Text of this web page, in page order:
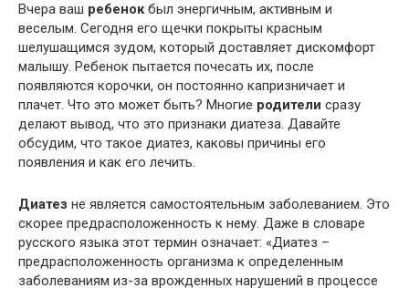
Вчера ваш ребенокбыл энергичным, активным и
веселым. Сегодня его щечки покрыты красным
шелушащимся зудом, который доставляет дискомфорт
малышу. Ребенок пытается почесать их, после
появляются корочки, он постоянно капризничает и
плачет. Что это может быть? Многие родители сразу
делают вывод, что это признаки диатеза. Давайте
обсудим, что такое диатез, каковы причины его
появления и как его лечить.
Диатез не является самостоятельным заболеванием. Это
скорее предрасположенность к нему. Даже в словаре
русского языка этот термин означает: «Диатез –
предрасположенность организма к определенным
заболеваниям из-за врожденных нарушений в процессе